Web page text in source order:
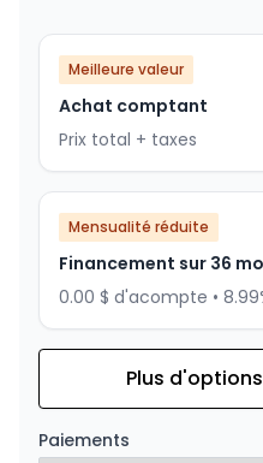
Meilleure valeur
Achat comptant
Prix total + taxes
Mensualité réduite
Financement sur 36
0.00 $ d'acompte •
Financement sur 24 mois
0.00 $ d'acompte •
Plus
Paiements